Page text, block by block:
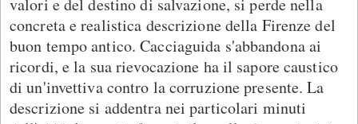
concreta e realistica descrizione della Firenze del
buon tempo antico. Cacciaguida s'abbandona ai
ricordi, e la sua rievocazione ha il sapore caustico
di un'invettiva contro la corruzione presente. La
descrizione si addentra nei particolari minuti